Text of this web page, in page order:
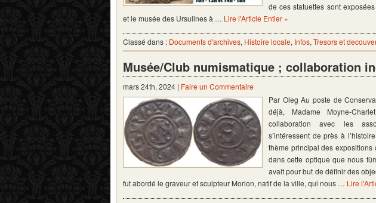
de ces statuettes sont
et le musée des Ursulines à … Lire l'Article Entier »
Classé dans : Documents d'archives, Histoire locale, Infos, Tresors et
Musée/Club numismatique ; collaboration
mars 24th, 2024 | Faire un Commentaire
Par Oleg Au poste de
déjà, Madame Moyne-
collaboration avec les
s’intéressent de près à
thème principal des expositions
dans cette optique que nous
avait pour but de définir des
fut abordé le graveur et sculpteur Morlon, natif de la ville, qui nous … Lire